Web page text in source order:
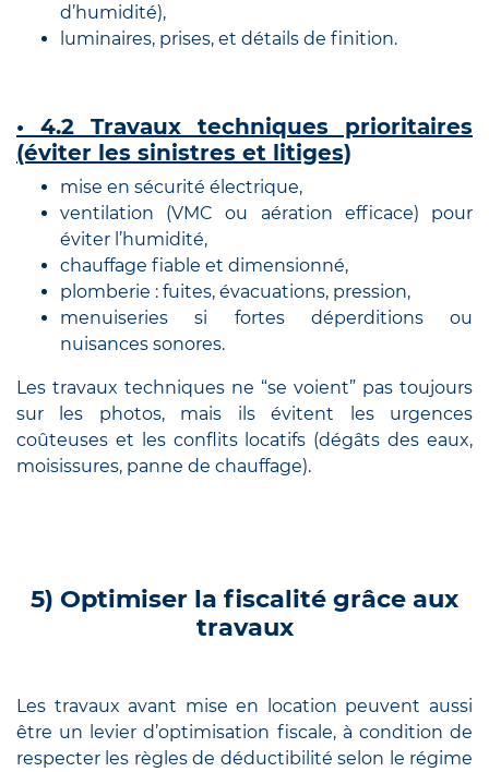
d’humidité),
luminaires, prises, et détails de finition.
• 4.2 Travaux techniques prioritaires
(éviter les sinistres et litiges)
mise en sécurité électrique,
ventilation (VMC ou aération efficace) pour
éviter l’humidité,
chauffage fiable et dimensionné,
plomberie : fuites, évacuations, pression,
menuiseries si fortes déperditions ou
nuisances sonores.
Les travaux techniques ne “se voient” pas toujours
sur les photos, mais ils évitent les urgences
coûteuses et les conflits locatifs (dégâts des eaux,
moisissures, panne de chauffage).
5) Optimiser la fiscalité grâce aux
travaux
Les travaux avant mise en location peuvent aussi
être un levier d’optimisation fiscale, à condition de
respecter les règles de déductibilité selon le régime